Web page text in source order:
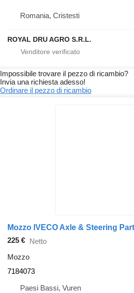
Romania, Cristesti
ROYAL DRU AGRO S.R.L.
Impossibile trovare il pezzo di ricambio?
Invia una richiesta adesso!
Ordinare il pezzo di ricambio
225 € Netto
Mozzo
7184073
Paesi Bassi, Vuren